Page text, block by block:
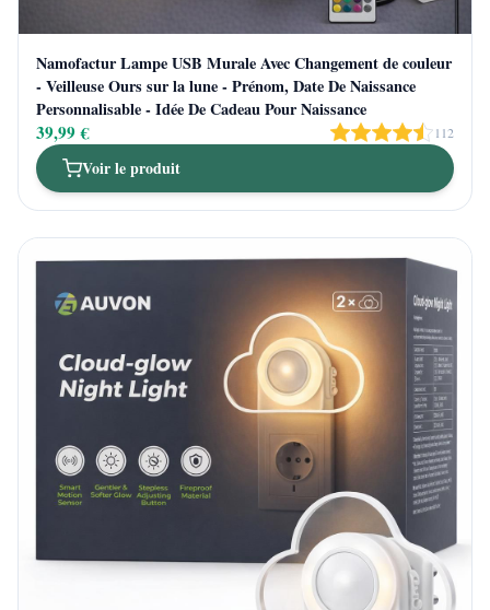
Namofactur Lampe USB Murale Avec Changement de couleur
- Veilleuse Ours sur la lune - Prénom, Date De Naissance
Personnalisable - Idée De Cadeau Pour Naissance
39,99 € 112
Voir le produit